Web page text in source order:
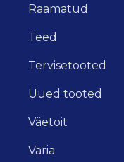
Raamatud
Teed
Tervisetooted
Uued tooted
Väetoit
Varia